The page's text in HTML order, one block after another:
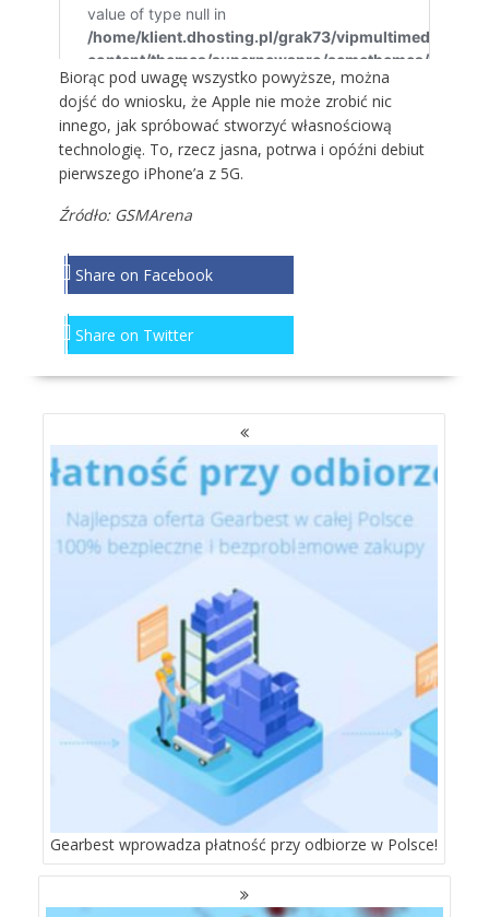
Biorąc pod uwagę wszystko powyższe, można
dojść do wniosku, że Apple nie może zrobić nic
innego, jak spróbować stworzyć własnościową
technologię. To, rzecz jasna, potrwa i opóźni debiut
pierwszego iPhone’a z 5G.
Źródło: GSMArena
Share on Facebook
Share on Twitter
NAWIGACJA
WPISACH
Gearbest wprowadza płatność przy odbiorze w Polsce!